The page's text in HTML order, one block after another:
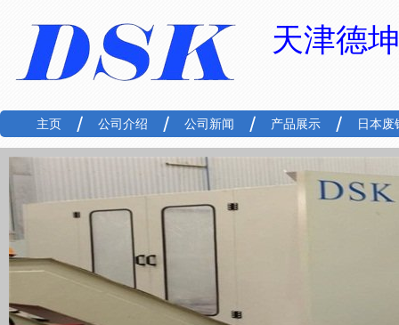
天津德
主页 公司介绍 公司新闻 产品展示 日本废